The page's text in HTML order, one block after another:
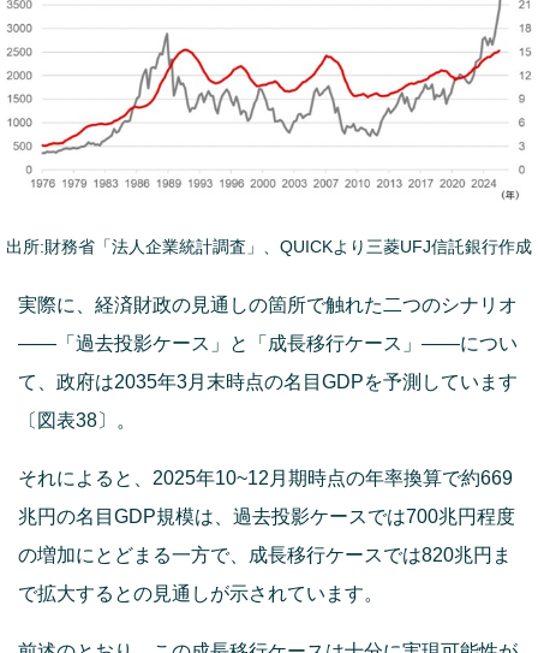
出所:財務省「法人企業統計調査」、QUICKより三菱UFJ信託銀行作成
実際に、経済財政の見通しの箇所で触れた二つのシナリオ
――「過去投影ケース」と「成長移行ケース」――につい
て、政府は2035年3月末時点の名目GDPを予測しています
〔図表38〕。
それによると、2025年10~12月期時点の年率換算で約669
兆円の名目GDP規模は、過去投影ケースでは700兆円程度
の増加にとどまる一方で、成長移行ケースでは820兆円ま
で拡大するとの見通しが示されています。